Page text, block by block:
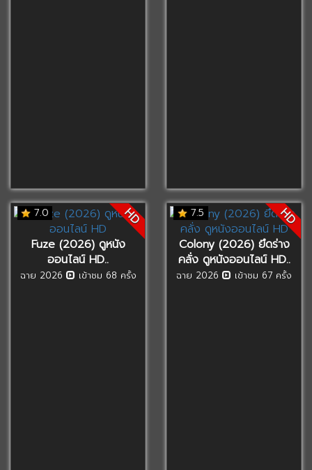
7.0 HD
Fuze (2026) ดูหนัง
ออนไลน์ HD..
ฉาย 2026 เข้าชม 68 ครั้ง
7.5 HD
Colony (2026) ยึดร่าง
คลั่ง ดูหนังออนไลน์ HD..
ฉาย 2026 เข้าชม 67 ครั้ง